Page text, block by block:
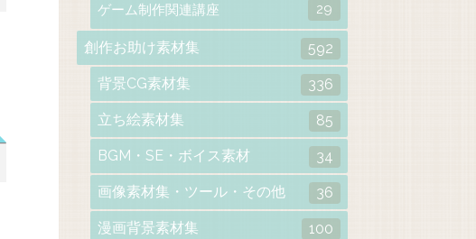
ゲーム制作関連講座 29
創作お助け素材集 592
背景CG素材集 336
立ち絵素材集 85
BGM・SE・ボイス素材 34
画像素材集・ツール・その他 36
漫画背景素材集 100